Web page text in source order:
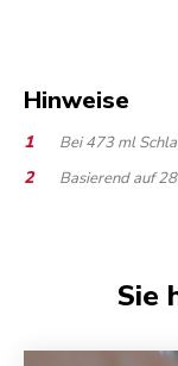
Hinweise
Bei 473 ml
Basierend auf
Sie